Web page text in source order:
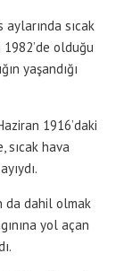
sıcak
1982’de olduğu
yaşandığı
1916’daki
sıcak hava
da dahil olmak
yol açan